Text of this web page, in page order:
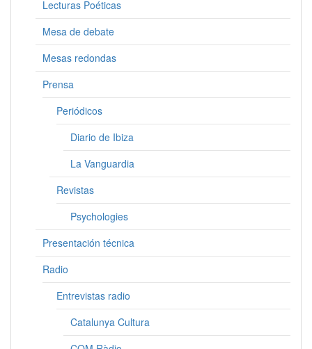
Lecturas Poéticas
Mesa de debate
Mesas redondas
Prensa
Periódicos
Diario de Ibiza
La Vanguardia
Revistas
Psychologies
Presentación técnica
Radio
Entrevistas radio
Catalunya Cultura